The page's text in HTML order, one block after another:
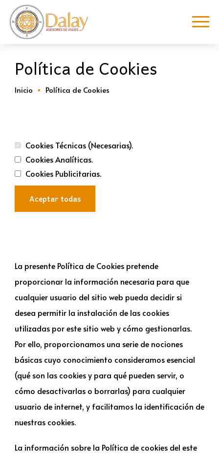
Política de Cookies
Inicio Política de Cookies
Cookies Técnicas (Necesarias).
Cookies Analíticas.
Cookies Publicitarias.
Aceptar todas
La presente Política de Cookies pretende
proporcionar la información necesaria para que
cualquier usuario del sitio web pueda decidir si
desea permitir la instalación de las cookies
utilizadas por este sitio web y cómo gestionarlas.
Por ello, proporcionamos una serie de nociones
básicas cuyo conocimiento consideramos esencial
(qué son las cookies y para qué pueden servir, o
cómo desactivarlas o borrarlas) para cualquier
usuario de internet, y facilitamos la identificación de
nuestras cookies.
La información sobre la Política de cookies del este